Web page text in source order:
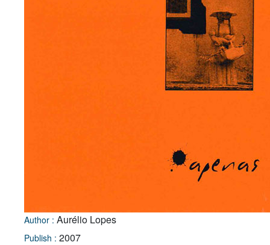
Author : Aurélio Lopes
Publish : 2007